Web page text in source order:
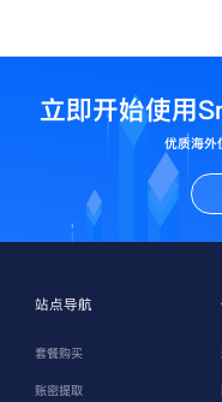
立即开始使用
优质海外
站点导航
套餐购买
账密提取